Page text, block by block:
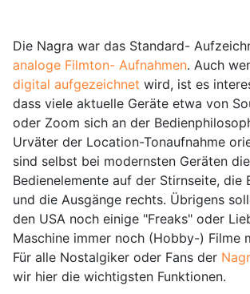
Die Nagra war das Standard-
analoge Filmton- Aufnahmen. Auch
digital aufgezeichnet wird, ist es
dass viele aktuelle Geräte etwa von
oder Zoom sich an der
Urväter der Location-Tonaufnahme
sind selbst bei modernsten Geräten die
Bedienelemente auf der Stirnseite, die
und die Ausgänge rechts. Übrigens
den USA noch einige "Freaks" oder
Maschine immer noch (Hobby-) Filme
Für alle Nostalgiker oder Fans der
wir hier die wichtigsten Funktionen.